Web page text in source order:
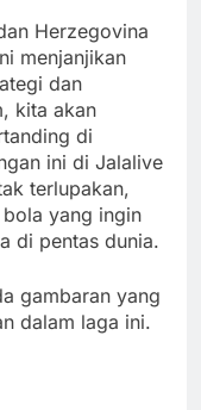
Herzegovina
menjanjikan
dan
kita akan
di
ini di Jalalive
terlupakan,
yang ingin
di pentas dunia.
gambaran yang
dalam laga ini.